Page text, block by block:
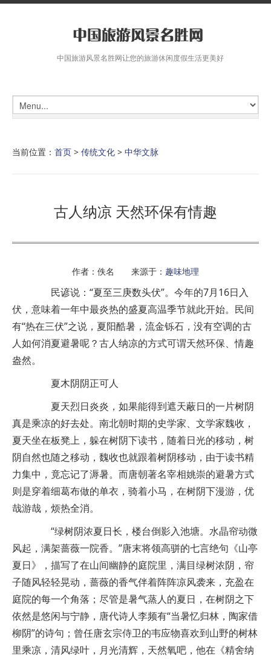
中国旅游风景名胜网让您的旅游休闲度假生活更美好
当前位置： 首页 > 传统文化 > 中华文脉
古人纳凉 天然环保有情趣
作者：佚名 来源于： 趣味地理
民谚说：“夏至三庚数头伏”。今年的7月16日入
伏，意味着一年中最炎热的盛夏高温季节就此开始。民间
有“热在三伏”之说，夏阳酷暑，流金铄石，没有空调的古
人如何消夏避暑呢？古人纳凉的方式可谓天然环保、情趣
盎然。
夏木阴阴正可人
夏天烈日炎炎，如果能得到遮天蔽日的一片树阴
真是乘凉的好去处。南北朝时期的史学家、文学家魏收，
夏天坐在板凳上，躲在树阴下读书，随着日光的移动，树
阴自然也随之移动，魏收也就跟着树阴移动，由于读书精
力集中，竟忘记了溽暑。而唐朝著名宰相姚崇的避暑方式
则是穿着细葛布做的单衣，骑着小马，在树阴下漫游，优
哉游哉，烦热全消。
“绿树阴浓夏日长，楼台倒影入池塘。水晶帘动微
风起，满架蔷薇一院香。”唐末将领高骈的七言绝句《山亭
夏日》，描写了在山间幽静的庭院里，满目绿树浓阴，帘
子随风轻轻晃动，蔷薇的香气伴着阵阵凉风袭来，充盈在
庭院的每一个角落；尽管是暑气蒸人的夏日，在树阴之下
依然是悠闲与宁静，唐代诗人李频有“当暑忆归林，陶家借
柳阴”的诗句；曾任唐玄宗侍卫的韦应物喜欢到山野的树林
里乘凉，清风绿叶，月光清辉，天然氧吧，他在《精舍纳